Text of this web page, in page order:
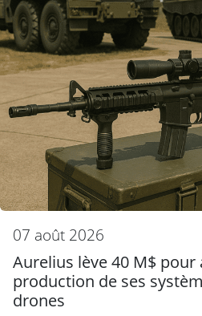
07 août 2026
Aurelius lève 40 M$ pour
production de ses
drones